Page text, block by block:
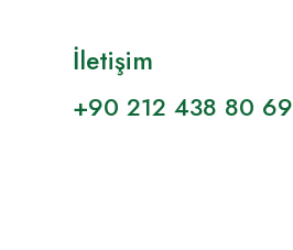
İletişim
+90 212 438 80 69